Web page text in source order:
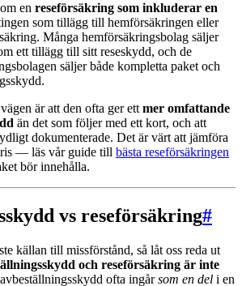
en reseförsäkring som inkluderar en
som tillägg till hemförsäkringen eller
Många hemförsäkringsbolag säljer
ett tillägg till sitt reseskydd, och de
säljer både kompletta paket och
är att den ofta ger ett mer omfattande
än det som följer med ett kort, och att
dokumenterade. Det är värt att jämföra
— läs vår guide till bästa reseförsäkringen
bör innehålla.
vs reseförsäkring#
källan till missförstånd, så låt oss reda ut
och reseförsäkring är inte
ofta ingårsom en del i en